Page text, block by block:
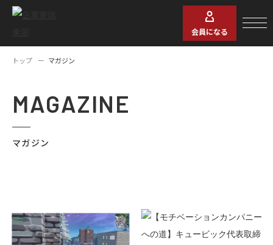
会員になる
トップ マガジン
MAGAZINE
マガジン